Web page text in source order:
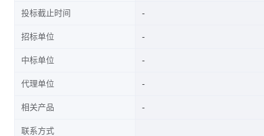
投标截止时间
招标单位
中标单位
代理单位
相关产品
联系方式